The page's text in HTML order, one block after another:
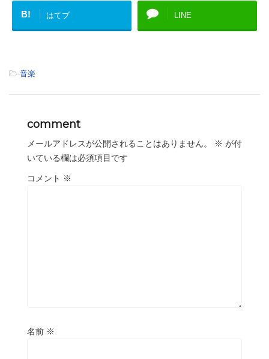
B! はてブ LINE
-音楽
comment
メールアドレスが公開されることはありません。 ※ が付
いている欄は必須項目です
コメント ※
名前 ※